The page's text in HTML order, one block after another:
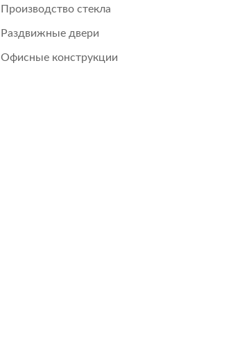
Производство стекла
Раздвижные двери
Офисные конструкции